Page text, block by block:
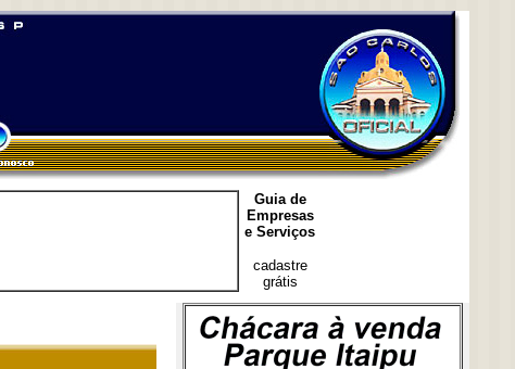
Guia de
Empresas
e Serviços
cadastre
grátis